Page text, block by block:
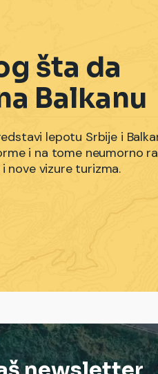
šta da
Balkanu
lepotu Srbije i
i na tome neumorno
nove vizure turizma.